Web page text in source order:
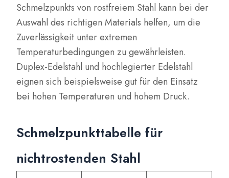
Schmelzpunkts von rostfreiem Stahl kann bei der
Auswahl des richtigen Materials helfen, um die
Zuverlässigkeit unter extremen
Temperaturbedingungen zu gewährleisten.
Duplex-Edelstahl und hochlegierter Edelstahl
eignen sich beispielsweise gut für den Einsatz
bei hohen Temperaturen und hohem Druck.
Schmelzpunkttabelle für
nichtrostenden Stahl